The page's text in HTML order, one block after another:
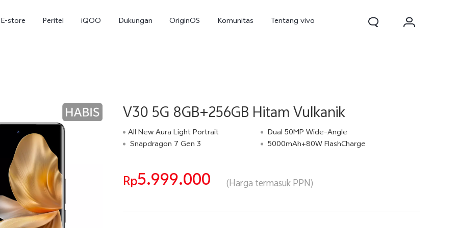
E-store Peritel iQOO Dukungan OriginOS Komunitas Tentang vivo
T5 baru T5 Pro
V30 5G 8GB+256GB Hitam Vulkanik
All New Aura Light Portrait
Dual 50MP Wide-Angle
Snapdragon 7 Gen 3
5000mAh+80W FlashCharge
Rp5.999.000 (Harga termasuk PPN)